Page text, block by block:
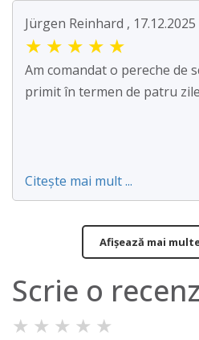
Jürgen Reinhard , 17.12.2025
★ ★ ★ ★ ★
Am comandat o pereche de
primit în termen de patru
Citește mai mult ...
Afișează mai
Scrie o
★ ★ ★ ★ ★